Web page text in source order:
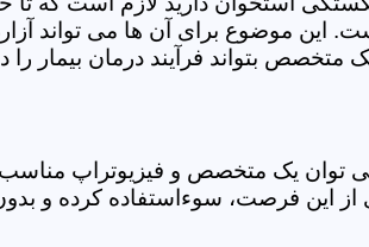
این موضوع برای آن ها می تواند
متخصص بتواند فرآیند درمان بیمار
توان یک متخصص و فیزیوتراپ مناسب
از این فرصت، سوءاستفاده کرده و